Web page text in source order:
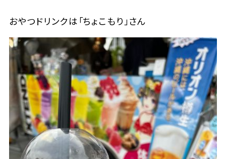
おやつドリンクは「ちょこもり」さん